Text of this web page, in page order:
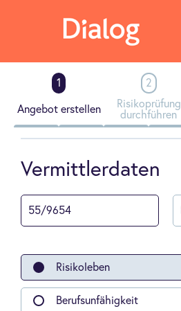
Angebot erstellen
Risikoprüfung
durchführen
Vermittlerdaten
Risikoleben
Berufsunfähigkeit